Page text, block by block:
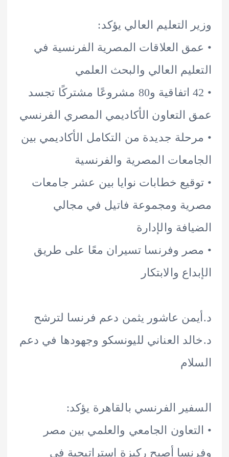
التعليم العالي يؤكد:
العلاقات المصرية الفرنسية في
العالي والبحث العلمي
• 42 اتفاقية و80 مشروعًا مشتركًا تجسد
الأكاديمي المصري الفرنسي
جديدة من التكامل الأكاديمي بين
المصرية والفرنسية
خطابات نوايا بين عشر جامعات
ومجموعة فاتيل في مجالي
والإدارة
وفرنسا تسيران معًا على طريق
والابتكار
عاشور يثمن دعم فرنسا لترشح
العناني لليونسكو وجهودها في دعم
الفرنسي بالقاهرة يؤكد:
الجامعي والعلمي بين مصر
أصبح ركيزة إستراتيجية في